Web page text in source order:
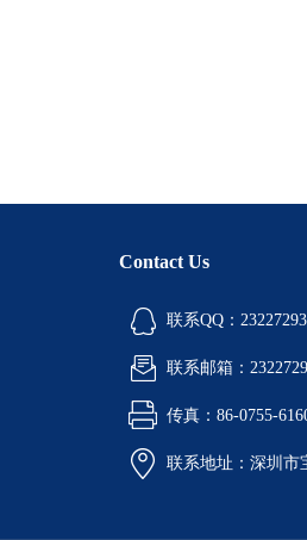
Contact Us
联系QQ：
联系邮箱：
传真：86-0755-
联系地址：深圳市